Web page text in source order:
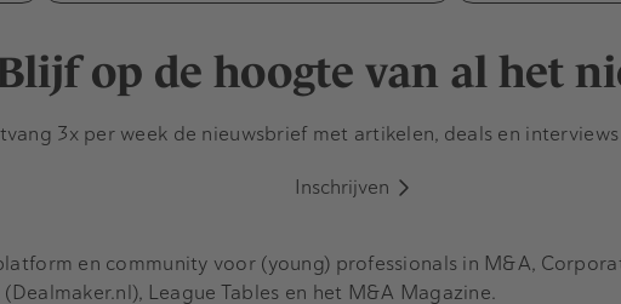
op de hoogte van al het
3x per week de nieuwsbrief met artikelen, deals en
Inschrijven
en community voor (young) professionals in M&A,
League Tables en het M&A Magazine.